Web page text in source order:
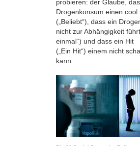
probieren: der Glaube,
Drogenkonsum einen cool
(„Beliebt“), dass ein
nicht zur Abhängigkeit
einmal“) und dass ein Hit
(„Ein Hit“) einem nicht
kann.